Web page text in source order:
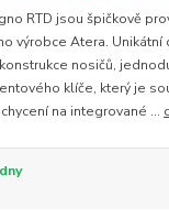
RTD jsou špičkově
výrobce Atera. Unikátní
nosičů,
klíče, který je
na integrované ...